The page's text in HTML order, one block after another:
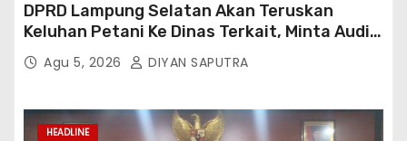
DPRD Lampung Selatan Akan Teruskan
Keluhan Petani Ke Dinas Terkait, Minta Audit
Penyaluran Pupuk Bersubsidi Di Desa Budi
Lestari
Agu 5, 2026 DIYAN SAPUTRA
HEADLINE